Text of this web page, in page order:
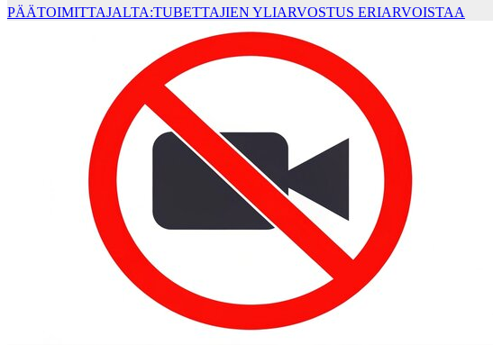
PÄÄTOIMITTAJALTA:TUBETTAJIEN YLIARVOSTUS ERIARVOISTAA